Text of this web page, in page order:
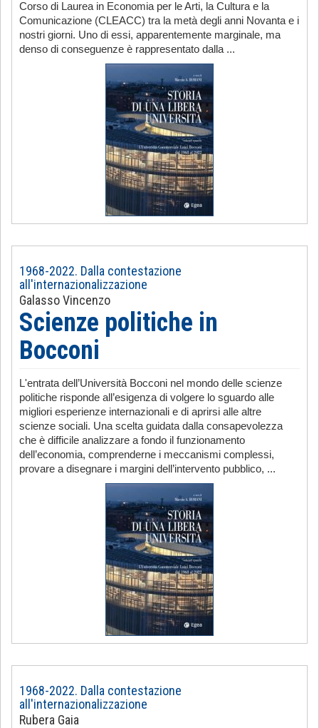
Corso di Laurea in Economia per le Arti, la Cultura e la
Comunicazione (CLEACC) tra la metà degli anni Novanta e i
nostri giorni. Uno di essi, apparentemente marginale, ma
denso di conseguenze è rappresentato dalla ...
1968-2022. Dalla contestazione
all'internazionalizzazione
Galasso Vincenzo
Scienze politiche in
Bocconi
L'entrata dell’Università Bocconi nel mondo delle scienze
politiche risponde all’esigenza di volgere lo sguardo alle
migliori esperienze internazionali e di aprirsi alle altre
scienze sociali. Una scelta guidata dalla consapevolezza
che è difficile analizzare a fondo il funzionamento
dell’economia, comprenderne i meccanismi complessi,
provare a disegnare i margini dell’intervento pubblico, ...
1968-2022. Dalla contestazione
all'internazionalizzazione
Rubera Gaia